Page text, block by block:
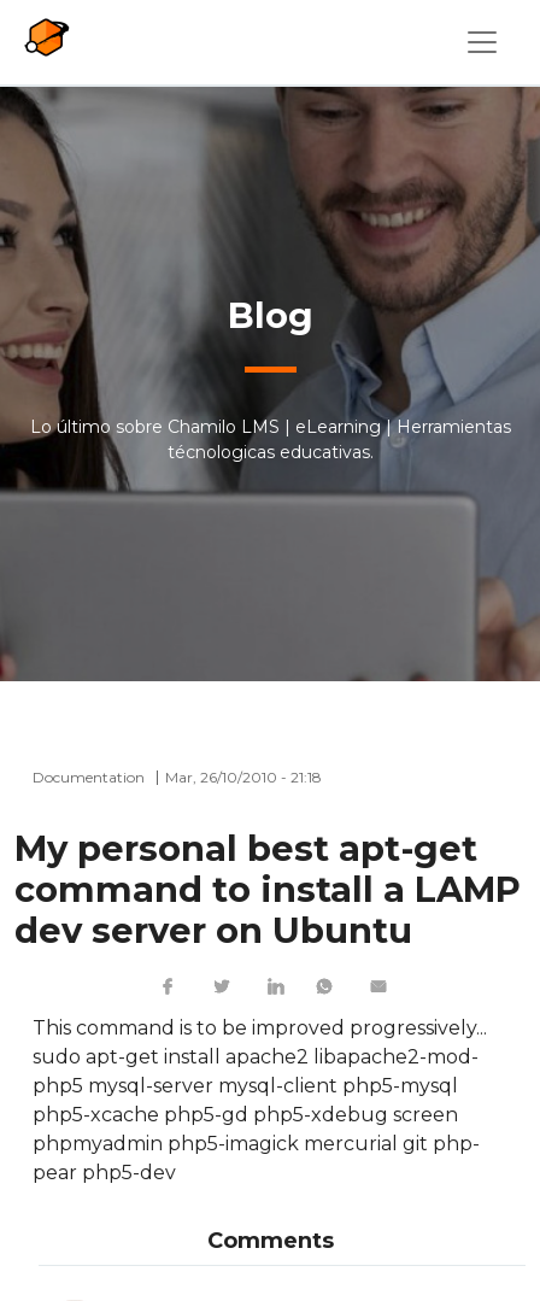
Blog
Lo último sobre Chamilo LMS | eLearning | Herramientas
técnologicas educativas.
Documentation Mar, 26/10/2010 - 21:18
My personal best apt-get
command to install a LAMP
dev server on Ubuntu
This command is to be improved progressively...
sudo apt-get install apache2 libapache2-mod-
php5 mysql-server mysql-client php5-mysql
php5-xcache php5-gd php5-xdebug screen
phpmyadmin php5-imagick mercurial git php-
pear php5-dev
Comments